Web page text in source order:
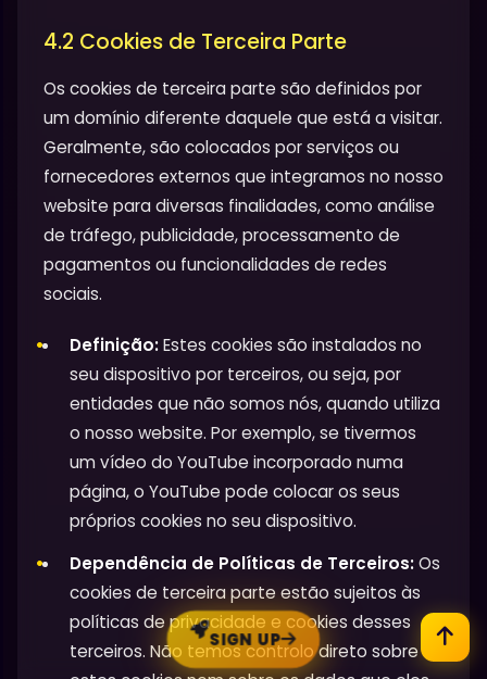
4.2 Cookies de Terceira Parte
Os cookies de terceira parte são definidos por
um domínio diferente daquele que está a visitar.
Geralmente, são colocados por serviços ou
fornecedores externos que integramos no nosso
website para diversas finalidades, como análise
de tráfego, publicidade, processamento de
pagamentos ou funcionalidades de redes
sociais.
Definição:Estes cookies são instalados no
seu dispositivo por terceiros, ou seja, por
entidades que não somos nós, quando utiliza
o nosso website. Por exemplo, se tivermos
um vídeo do YouTube incorporado numa
página, o YouTube pode colocar os seus
próprios cookies no seu dispositivo.
Dependência de Políticas de Terceiros:Os
cookies de terceira parte estão sujeitos às
políticas de privacidade e cookies desses
terceiros. Não temos controlo direto sobre
SIGN UP